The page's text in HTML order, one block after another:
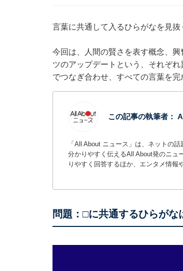
言葉に共通して入るひらがなを見抜
今回は、人間の賢さを表す概念、
ツのアップデートという、それぞ
でつなぎ合わせ、すべての言葉を完
この記事の執筆者：
「All About ニュース」は、ネットの
分かりやすく伝えるAll About発のニュ
りやすく回答するほか、エンタメ情報
問題：□に共通するひらがな